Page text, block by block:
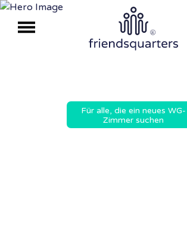
Für alle, die ein neues WG-
Zimmer suchen